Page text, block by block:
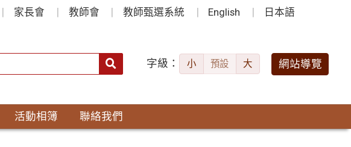
家長會 教師會 教師甄選系統 English 日本語
字級： 小 預設 大 網站導覽
活動相簿 聯絡我們